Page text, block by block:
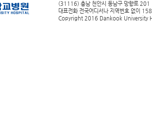
(31116) 충남 천안시 동남구 망향로 201
대표전화 전국어디서나 지역번호 없이
Copyright 2016 Dankook University